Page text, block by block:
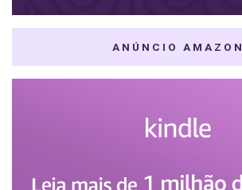
ANÚNCIO AMAZON